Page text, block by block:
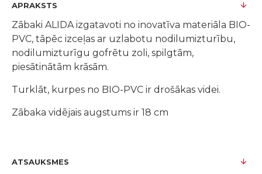
APRAKSTS
Zābaki ALIDA izgatavoti no inovatīva materiāla BIO-
PVC, tāpēc izceļas ar uzlabotu nodilumizturību,
nodilumizturīgu gofrētu zoli, spilgtām,
piesātinātām krāsām.
Turklāt, kurpes no BIO-PVC ir drošākas videi.
Zābaka vidējais augstums ir 18 cm
ATSAUKSMES